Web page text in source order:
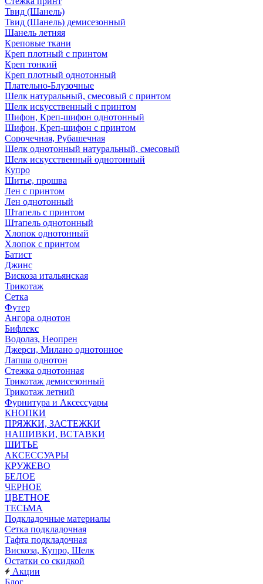
Твид (Шанель)
Твид (Шанель) демисезонный
Шанель летняя
Креповые ткани
Креп плотный с принтом
Креп тонкий
Креп плотный однотонный
Плательно-Блузочные
Шелк натуральный, смесовый с принтом
Шелк искусственный с принтом
Шифон, Креп-шифон однотонный
Шифон, Креп-шифон с принтом
Сорочечная, Рубашечная
Шелк однотонный натуральный, смесовый
Шелк искусственный однотонный
Купро
Шитье, прошва
Лен с принтом
Лен однотонный
Штапель с принтом
Штапель однотонный
Хлопок однотонный
Хлопок с принтом
Батист
Джинс
Вискоза итальянская
Трикотаж
Сетка
Футер
Ангора однотон
Бифлекс
Водолаз, Неопрен
Джерси, Милано однотонное
Лапша однотон
Стежка однотонная
Трикотаж демисезонный
Трикотаж летний
Фурнитура и Аксессуары
КНОПКИ
ПРЯЖКИ, ЗАСТЕЖКИ
НАШИВКИ, ВСТАВКИ
ШИТЬЕ
АКСЕССУАРЫ
КРУЖЕВО
БЕЛОЕ
ЧЕРНОЕ
ЦВЕТНОЕ
ТЕСЬМА
Подкладочные материалы
Сетка подкладочная
Тафта подкладочная
Вискоза, Купро, Шелк
Остатки со скидкой
Акции
Блог